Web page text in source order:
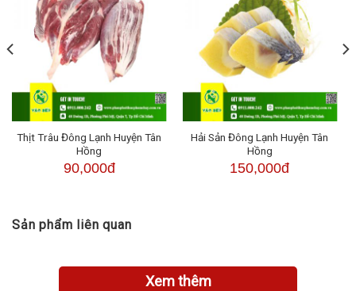
Thịt Trâu Đông Lạnh Huyện Tân
Hồng
90,000đ
Hải Sản Đông Lạnh Huyện Tân
Hồng
150,000đ
Sản phẩm liên quan
Xem thêm